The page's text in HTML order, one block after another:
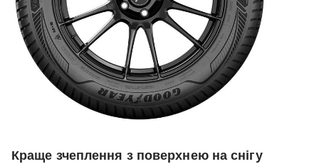
Краще зчеплення з поверхнею на снігу